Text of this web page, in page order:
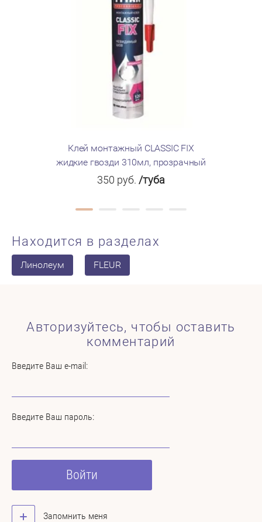
Клей монтажный CLASSIC FIX
жидкие гвозди 310мл, прозрачный
350 руб. /туба
Находится в разделах
Линолеум FLEUR
Авторизуйтесь, чтобы оставить
комментарий
Введите Ваш e-mail:
Введите Ваш пароль:
Войти
Запомнить меня